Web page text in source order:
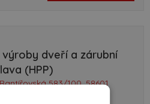
dveří a zárubní
(HPP)
583/100, 58601